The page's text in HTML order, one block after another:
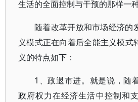
生活的全面控制与干预的那样一
随着改革开放和市场经济的
义模式正在向着后全能主义模式
义的特点如下：
1、政退市进。就是说，随
政府权力在经济生活中控制和